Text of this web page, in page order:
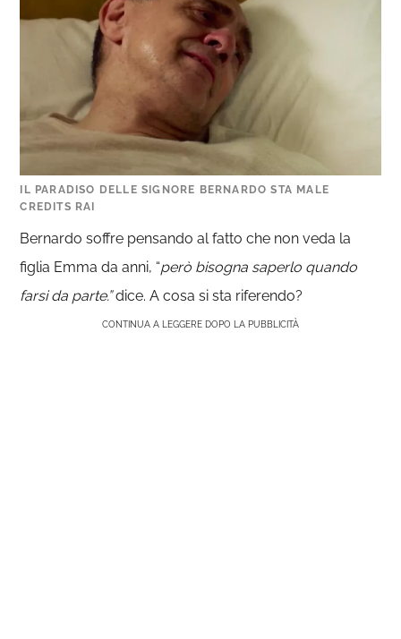
IL PARADISO DELLE SIGNORE BERNARDO STA MALE
CREDITS RAI
Bernardo soffre pensando al fatto che non veda la
figlia Emma da anni, “però bisogna saperlo quando
farsi da parte.”dice. A cosa si sta riferendo?
CONTINUA A LEGGERE DOPO LA PUBBLICITÀ